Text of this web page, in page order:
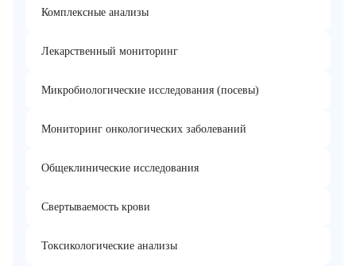
Комплексные анализы
Лекарственный мониторинг
Микробиологические исследования (посевы)
Мониторинг онкологических заболеваний
Общеклинические исследования
Свертываемость крови
Токсикологические анализы